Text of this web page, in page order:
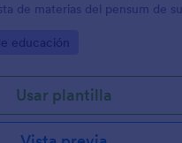
de materias del pensum de su
catedráticos o encargados de
educación
Usar plantilla